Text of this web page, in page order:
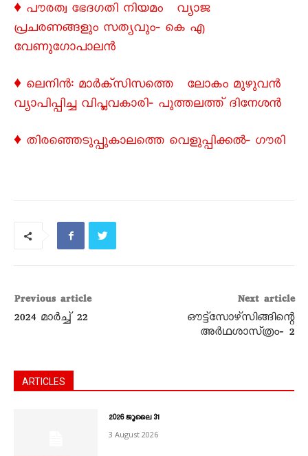
♦ പൗരത്വ ഭേദഗതി നിയമം വ്യാജ
പ്രചരണങ്ങളും സത്യവും‐ കെ എ
വേണുഗോപാലൻ
♦ ലെനിന്‍: മാര്‍ക്സിസത്തെ ലോകം മുഴുവന്‍
വ്യാപിപ്പിച്ച വിപ്ലവകാരി‐ പുത്തലത്ത് ദിനേശന്‍
♦ തിരഞ്ഞെടുപ്പുകാലത്തെ വെളുപ്പിക്കൽ‐ ഗൗരി
Previous article
2024 മാർച്ച്‌ 22
Next article
ഔട്ട്‌സോഴ്‌സിങ്ങിന്റെ
അർഥശാസ്‌ത്രം‐ 2
ARTICLES
2026 ജൂലൈ 31
3 August 2026